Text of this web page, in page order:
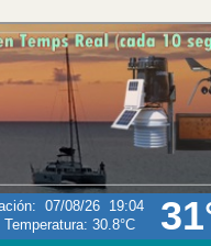
: 07/08/26 19:04
Temperatura: 30.8°C